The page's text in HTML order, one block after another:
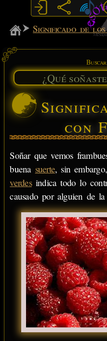
MiSabueso
Significado de los
con
Soñar que vemos
buena suerte, sin
verdesindica todo lo
causado por alguien de la